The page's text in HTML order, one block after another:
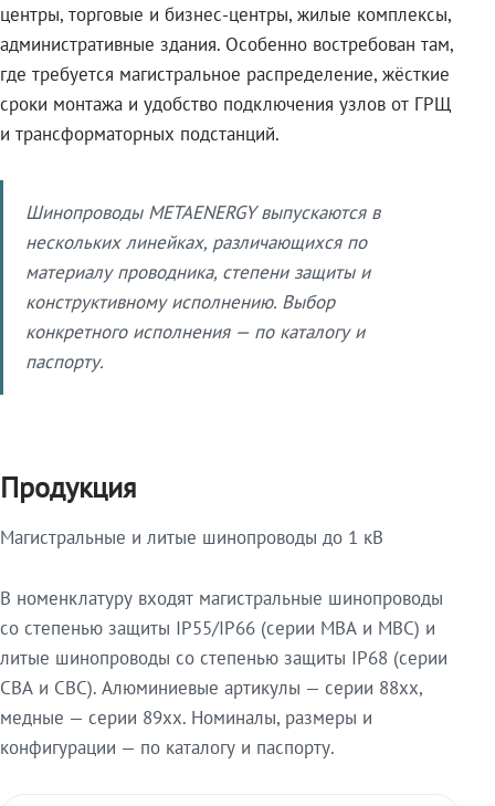
центры, торговые и бизнес-центры, жилые комплексы,
административные здания. Особенно востребован там,
где требуется магистральное распределение, жёсткие
сроки монтажа и удобство подключения узлов от ГРЩ
и трансформаторных подстанций.
Шинопроводы METAENERGY выпускаются в
нескольких линейках, различающихся по
материалу проводника, степени защиты и
конструктивному исполнению. Выбор
конкретного исполнения — по каталогу и
паспорту.
Продукция
Магистральные и литые шинопроводы до 1 кВ
В номенклатуру входят магистральные шинопроводы
со степенью защиты IP55/IP66 (серии МВА и МВС) и
литые шинопроводы со степенью защиты IP68 (серии
СВА и СВС). Алюминиевые артикулы — серии 88xx,
медные — серии 89xx. Номиналы, размеры и
конфигурации — по каталогу и паспорту.